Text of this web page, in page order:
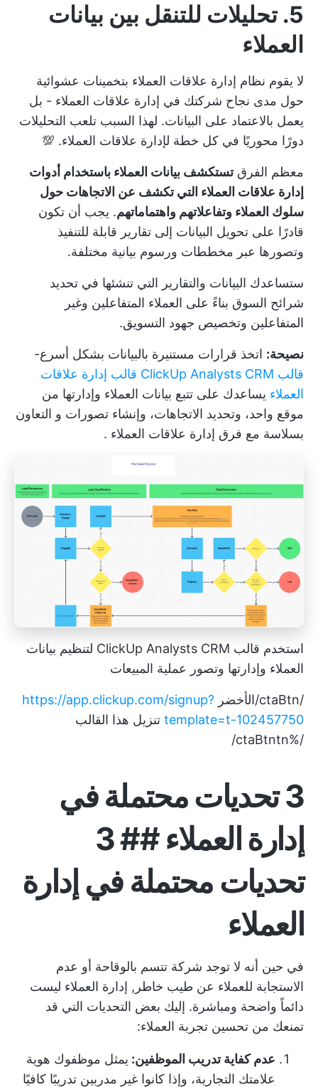
5. تحليلات للتنقل بين بيانات
العملاء
لا يقوم نظام إدارة علاقات العملاء بتخمينات عشوائية
حول مدى نجاح شركتك في إدارة علاقات العملاء - بل
يعمل بالاعتماد على البيانات. لهذا السبب تلعب التحليلات
دورًا محوريًا في كل خطة لإدارة علاقات العملاء. 💯
معظم الفرقتستكشف بيانات العملاء باستخدام أدوات
إدارة علاقات العملاء التي تكشف عن الاتجاهات حول
سلوك العملاء وتفاعلاتهم واهتماماتهم. يجب أن تكون
قادرًا على تحويل البيانات إلى تقارير قابلة للتنفيذ
وتصورها عبر مخططات ورسوم بيانية مختلفة.
ستساعدك البيانات والتقارير التي تنشئها في تحديد
شرائح السوق بناءً على العملاء المتفاعلين وغير
المتفاعلين وتخصيص جهود التسويق.
نصيحة: اتخذ قرارات مستنيرة بالبيانات بشكل أسرع-
قالب ClickUp Analysts CRM قالب إدارة علاقات
العملاء يساعدك على تتبع بيانات العملاء وإدارتها من
موقع واحد، وتحديد الاتجاهات، وإنشاء تصورات و التعاون
بسلاسة مع فرق إدارة علاقات العملاء .
استخدم قالب ClickUp Analysts CRM لتنظيم بيانات
العملاء وإدارتها وتصور عملية المبيعات
/ctaBtn/الأخضر
https://app.clickup.com/signup?
template=t-102457750 تنزيل هذا القالب
/%ctaBtntn/
3 تحديات محتملة في
إدارة العملاء ## 3
تحديات محتملة في إدارة
العملاء
في حين أنه لا توجد شركة تتسم بالوقاحة أو عدم
الاستجابة للعملاء عن طيب خاطر, إدارة العملاء ليست
دائماً واضحة ومباشرة. إليك بعض التحديات التي قد
تمنعك من تحسين تجربة العملاء:
عدم كفاية تدريب الموظفين: يمثل موظفوك هوية
علامتك التجارية، وإذا كانوا غير مدربين تدريبًا كافيًا